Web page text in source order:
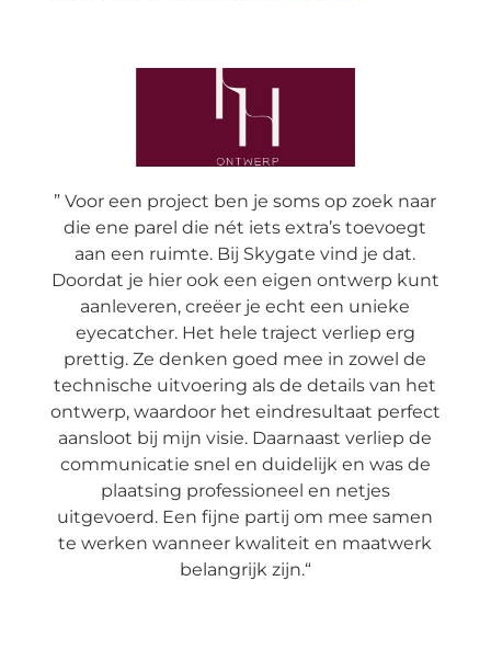
”Voor een project ben je soms op zoek naar
die ene parel die nét iets extra’s toevoegt
aan een ruimte. Bij Skygate vind je dat.
Doordat je hier ook een eigen ontwerp kunt
aanleveren, creëer je echt een unieke
eyecatcher. Het hele traject verliep erg
prettig. Ze denken goed mee in zowel de
technische uitvoering als de details van het
ontwerp, waardoor het eindresultaat perfect
aansloot bij mijn visie. Daarnaast verliep de
communicatie snel en duidelijk en was de
plaatsing professioneel en netjes
uitgevoerd. Een fijne partij om mee samen
te werken wanneer kwaliteit en maatwerk
belangrijk zijn.“